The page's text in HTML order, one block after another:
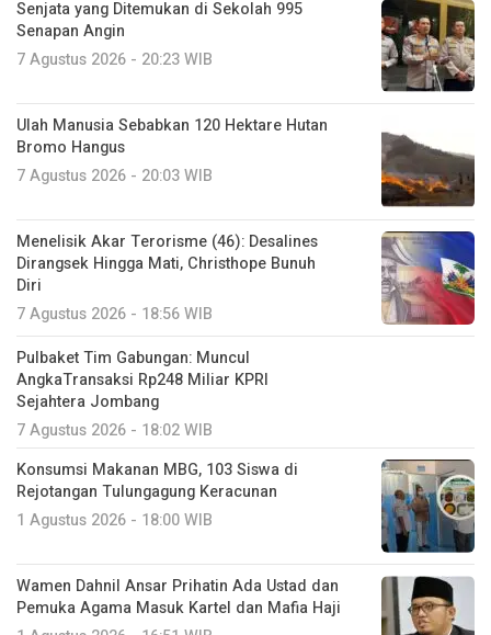
Senjata yang Ditemukan di Sekolah 995
Senapan Angin
7 Agustus 2026 - 20:23 WIB
Ulah Manusia Sebabkan 120 Hektare Hutan
Bromo Hangus
7 Agustus 2026 - 20:03 WIB
Menelisik Akar Terorisme (46): Desalines
Dirangsek Hingga Mati, Christhope Bunuh
Diri
7 Agustus 2026 - 18:56 WIB
Pulbaket Tim Gabungan: Muncul
AngkaTransaksi Rp248 Miliar KPRI
Sejahtera Jombang
7 Agustus 2026 - 18:02 WIB
Konsumsi Makanan MBG, 103 Siswa di
Rejotangan Tulungagung Keracunan
1 Agustus 2026 - 18:00 WIB
Wamen Dahnil Ansar Prihatin Ada Ustad dan
Pemuka Agama Masuk Kartel dan Mafia Haji